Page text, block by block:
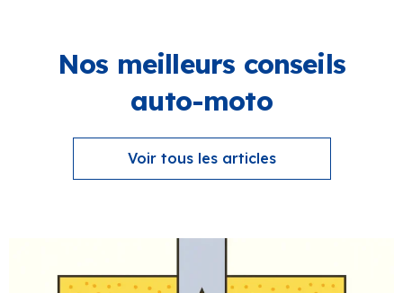
Nos meilleurs conseils
auto-moto
Voir tous les articles